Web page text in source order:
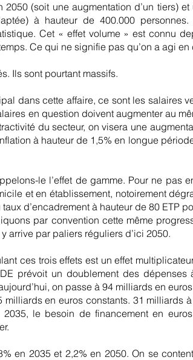
(soit une augmentation d’un tiers)
à hauteur de 400.000 personnes.
Cet « effet volume » est connu
Ce qui ne signifie pas qu’on a agi
Ils sont pourtant massifs.
dans cette affaire, ce sont les salaires
en question doivent augmenter au
du secteur, on visera une
à hauteur de 1,5% en longue
le l’effet de gamme. Pour ne pas
et en établissement, notoirement
d’encadrement à hauteur de 80 ETP
par convention cette même
arrive par paliers réguliers d’ici 2050.
ces trois effets est un effet
prévoit un doublement des
on passe à 94 milliards en
en euros constants. 31 milliards
le besoin de financement en
en 2035 et 2,2% en 2050. On se